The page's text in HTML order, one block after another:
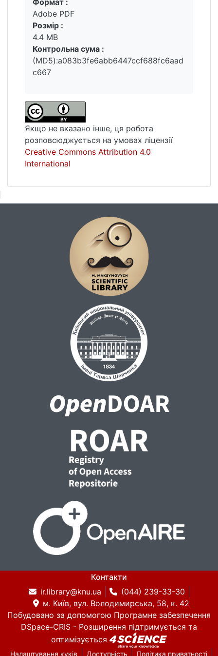
дослідження не лише сьогодні, а й у
найближчому майбутньому. Результати
можуть бути використані як методична
база для міждисциплінарних ініціатив.
Вантажиться...
Adobe PDF
Розмір :
4.4 MB
Контрольна сума :
(MD5):a083b3fe6abb6447ccf688fc6aad
c667
Якщо не вказано інше, ця робота
розповсюджується на умовах ліцензії
Creative Commons Attribution 4.0
International
Контакти
ir.library@knu.ua
(044) 239-33-30
м. Київ, вул. Володимирська, 58, к. 42
Побудовано за допомогою Програмне забезпечення
DSpace-CRIS - Розширення підтримується та
оптимізується
Налаштування куків Доступність Політика приватності